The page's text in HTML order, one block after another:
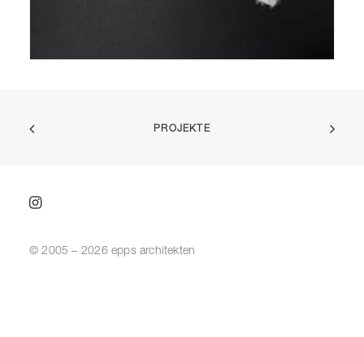
PROJEKTE
© 2005 – 2026 epps architekten